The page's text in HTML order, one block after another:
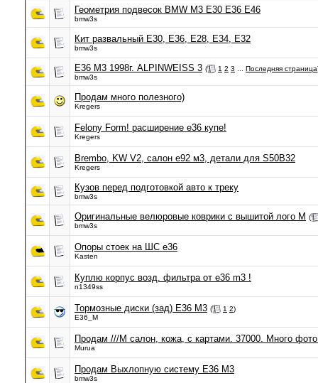
Геометрия подвесок BMW M3 E30 E36 E46
bmw3s
Кит развальный E30, E36, E28, E34, E32
bmw3s
E36 M3 1998г. ALPINWEISS 3 ( 1 2 3 Последняя страница
bmw3s
Продам много полезного)
Kregers
Felony Form! расширение e36 купе!
Kregers
Brembo, KW V2, салон е92 м3, детали для S50B32
Kregers
Кузов перед подготовкой авто к треку
bmw3s
Оригинальные велюровые коврики с вышитой лого М (
bmw3s
Опоры стоек на ШС e36
Kasten
Куплю корпус возд. фильтра от e36 m3 !
n1349ss
Тормозные диски (зад) E36 M3 ( 1 2)
E36_M
Продам ///M салон, кожа, с картами. 37000. Много
Murua
Продам Выхлопную систему Е36 М3
bmw3s